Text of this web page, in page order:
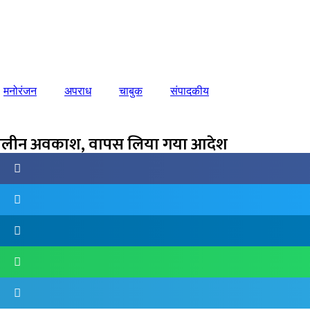
मनोरंजन अपराध चाबुक संपादकीय
अवकाश, वापस लिया गया आदेश